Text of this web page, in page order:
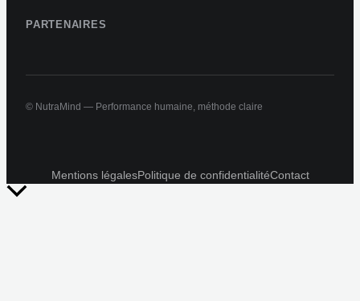
PARTENAIRES
© NutraMind — Performance humaine, méthode claire
Mentions légalesPolitique de confidentialitéContact